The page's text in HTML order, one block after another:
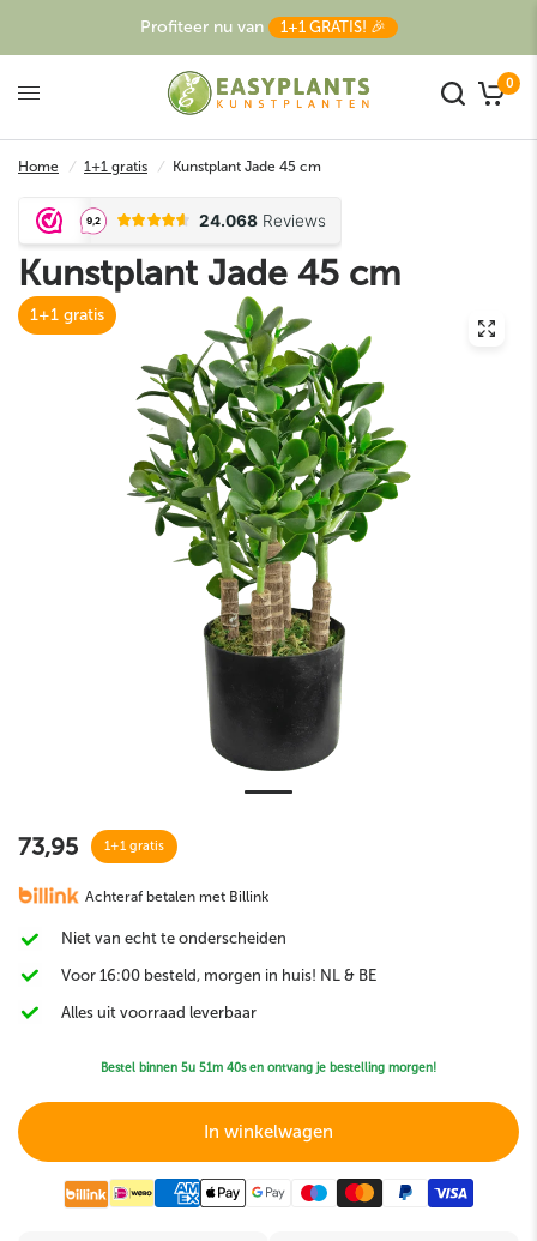
Profiteer nu van 1+1 GRATIS! 🎉
0
Home / 1+1 gratis / Kunstplant Jade 45 cm
Kunstplant Jade 45 cm
1+1 gratis
73,95 1+1 gratis
Achteraf betalen met Billink
Niet van echt te onderscheiden
Voor 16:00 besteld, morgen in huis! NL & BE
Alles uit voorraad leverbaar
Bestel binnen 5u 51m 39sen ontvang je bestelling morgen!
In winkelwagen